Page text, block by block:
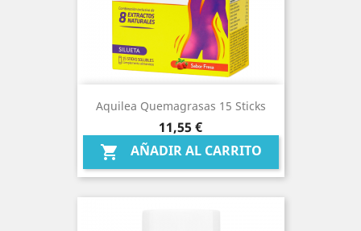
Aquilea Quemagrasas 15 Sticks
Precio
11,55 €
 AÑADIR AL CARRITO